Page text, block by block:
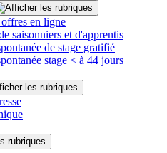
en ligne
saisonniers et d'apprentis
de stage gratifié
stage < à 44 jours